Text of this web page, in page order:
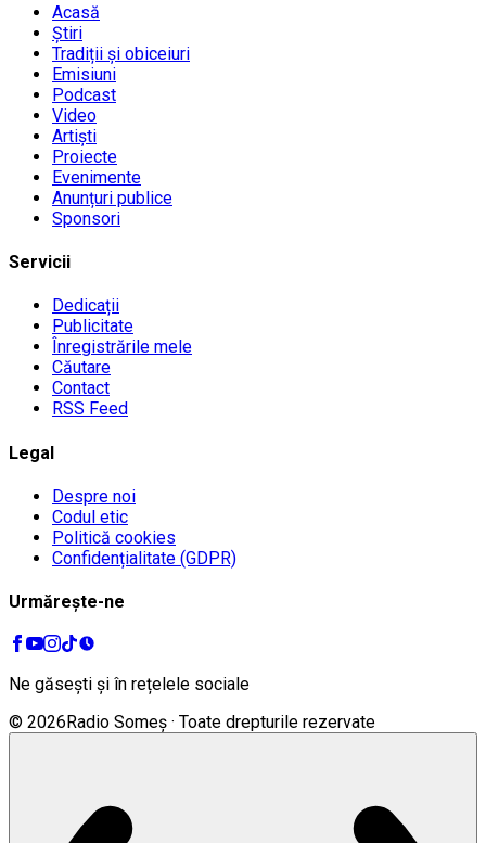
Acasă
Știri
Tradiții și obiceiuri
Emisiuni
Podcast
Video
Artiști
Proiecte
Evenimente
Anunțuri publice
Sponsori
Servicii
Dedicații
Publicitate
Înregistrările mele
Căutare
Contact
RSS Feed
Legal
Despre noi
Codul etic
Politică cookies
Confidențialitate (GDPR)
Urmărește-ne
Ne găsești și în rețelele sociale
© 2026 Radio Someș · Toate drepturile rezervate